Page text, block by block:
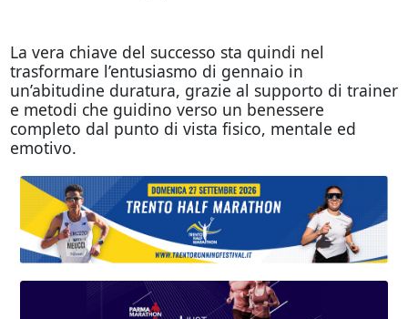
La vera chiave del successo sta quindi nel
trasformare l’entusiasmo di gennaio in
un’abitudine duratura, grazie al supporto di trainer
e metodi che guidino verso un benessere
completo dal punto di vista fisico, mentale ed
emotivo.